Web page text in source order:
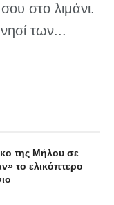
στο λιμάνι.
των...
της Μήλου σε
το ελικόπτερο